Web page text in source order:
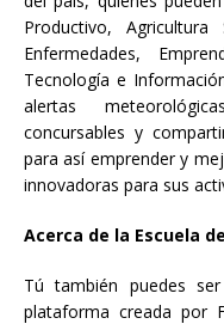
Productivo,
Enfermedades,
Tecnología e
alertas
concursables y
para así emprender y
innovadoras para sus
Acerca de la Escuela
Tú también puedes
plataforma creada por